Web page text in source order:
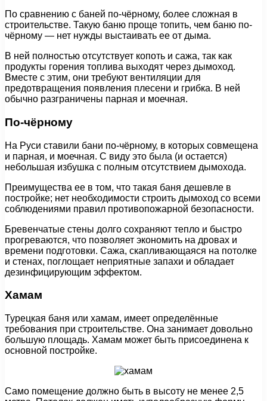
По сравнению с баней по-чёрному, более сложная в
строительстве. Такую баню проще топить, чем баню по-
чёрному — нет нужды выстаивать ее от дыма.
В ней полностью отсутствует копоть и сажа, так как
продукты горения топлива выходят через дымоход.
Вместе с этим, они требуют вентиляции для
предотвращения появления плесени и грибка. В ней
обычно разграничены парная и моечная.
По-чёрному
На Руси ставили бани по-чёрному, в которых совмещена
и парная, и моечная. С виду это была (и остается)
небольшая избушка с полным отсутствием дымохода.
Преимущества ее в том, что такая баня дешевле в
постройке; нет необходимости строить дымоход со всеми
соблюдениями правил противопожарной безопасности.
Бревенчатые стены долго сохраняют тепло и быстро
прогреваются, что позволяет экономить на дровах и
времени подготовки. Сажа, скапливающаяся на потолке
и стенах, поглощает неприятные запахи и обладает
дезинфицирующим эффектом.
Хамам
Турецкая баня или хамам, имеет определённые
требования при строительстве. Она занимает довольно
большую площадь. Хамам может быть присоединена к
основной постройке.
Само помещение должно быть в высоту не менее 2,5